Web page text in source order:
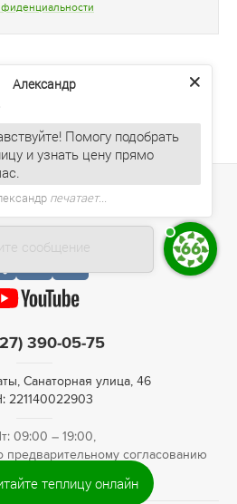
390-05-75
Санаторная улица, 46
221140022903
09:00 – 19:00,
предварительному согласованию
теплицу онлайн
сообщение
Александр
Помогу подобрать
и узнать цену прямо
печатает...